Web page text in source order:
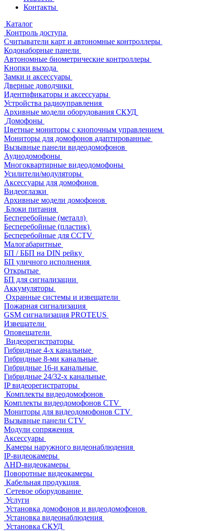
Контакты
Каталог
Контроль доступа
Считыватели карт и автономные контроллеры
Кодонаборные панели
Автономные биометрические контроллеры
Кнопки выхода
Замки и аксессуары
Дверные доводчики
Идентификаторы и аксессуары
Устройства радиоуправления
Архивные модели оборудования СКУД
Домофоны
Цветные мониторы с кнопочным управлением
Мониторы для домофонов адаптированные
Вызывные панели видеодомофонов
Аудиодомофоны
Многоквартирные видеодомофоны
Усилители/модуляторы
Аксессуары для домофонов
Видеоглазки
Архивные модели домофонов
Блоки питания
Бесперебойные (металл)
Бесперебойные (пластик)
Бесперебойные для CCTV
Малогабаритные
БП / ББП на DIN рейку
БП уличного исполнения
Открытые
БП для сигнализации
Аккумуляторы
Охранные системы и извещатели
Пожарная сигнализация
GSM сигнализация PROTEUS
Извещатели
Оповещатели
Видеорегистраторы
Гибридные 4-х канальные
Гибридные 8-ми канальные
Гибридные 16-и канальные
Гибридные 24/32-х канальные
IP видеорегистраторы
Комплекты видеодомофонов
Комплекты видеодомофонов CTV
Мониторы для видеодомофонов CTV
Вызывные панели CTV
Модули сопряжения
Аксессуары
Камеры наружного видеонаблюдения
IP-видеокамеры
AHD-видеокамеры
Поворотные видеокамеры
Кабельная продукция
Сетевое оборудование
Услуги
Установка домофонов и видеодомофонов
Установка видеонаблюдения
Установка СКУД